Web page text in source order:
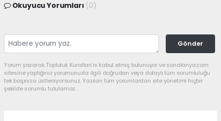
Okuyucu Yorumları (0)
Gönder
Yorum yazarak Topluluk Kuralları’nı kabul etmiş bulunuyor ve sonalanya.com
sitesine yaptığınız yorumunuzla ilgili doğrudan veya dolaylı tüm sorumluluğu
tek başınıza üstleniyorsunuz. Yazılan tüm yorumlardan site yönetimi hiçbir
şekilde sorumlu tutulamaz.